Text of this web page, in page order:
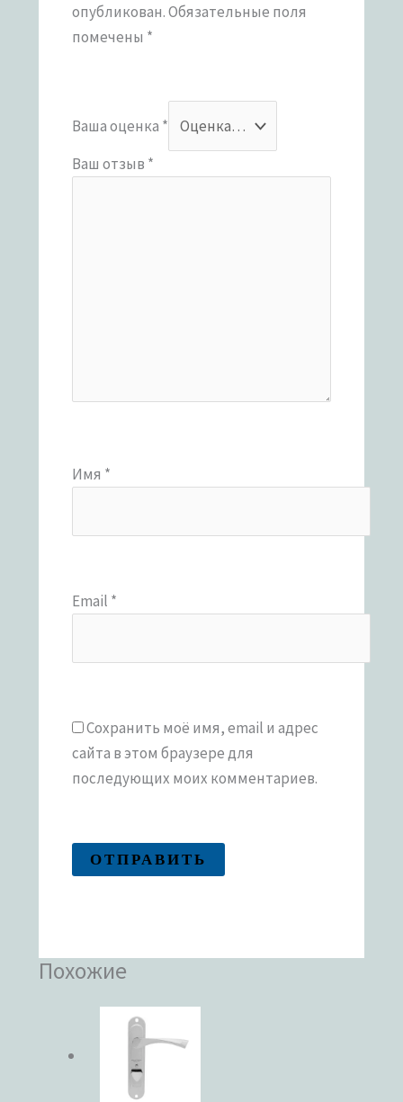
опубликован.Обязательные поля
помечены *
Ваша оценка *
Ваш отзыв *
Имя *
Email *
Сохранить моё имя, email и адрес
сайта в этом браузере для
последующих моих комментариев.
Похожие